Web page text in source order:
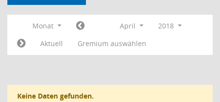
Monat April
2018
Aktuell
Gremium auswählen
Keine Daten gefunden.